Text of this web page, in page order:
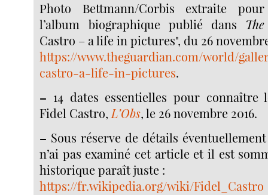
Photo Bettmann/Corbis extraite
l’album biographique publié dans
Castro – a life in pictures", du 26
https://www.theguardian.com/world/
castro-a-life-in-pictures.
– 14 dates essentielles pour connaître
Fidel Castro, L’Obs, le 26 novembre 2016.
– Sous réserve de détails
n’ai pas examiné cet article et il est
historique paraît juste :
https://fr.wikipedia.org/wiki/Fidel_Castro